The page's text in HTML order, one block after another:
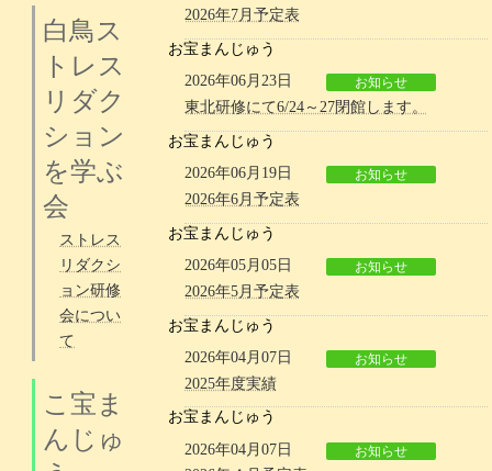
白鳥ス
トレス
リダク
ション
を学ぶ
会
ストレス
リダクシ
ョン研修
会につい
て
こ宝ま
んじゅ
2026年7月予定表
お宝まんじゅう
2026年06月23日
お知らせ
東北研修にて6/24～27閉館します。
お宝まんじゅう
2026年06月19日
お知らせ
2026年6月予定表
お宝まんじゅう
2026年05月05日
お知らせ
2026年5月予定表
お宝まんじゅう
2026年04月07日
お知らせ
2025年度実績
お宝まんじゅう
2026年04月07日
お知らせ